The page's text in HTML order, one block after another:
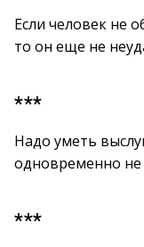
Если человек не
то он еще не
***
Надо уметь
одновременно не
***